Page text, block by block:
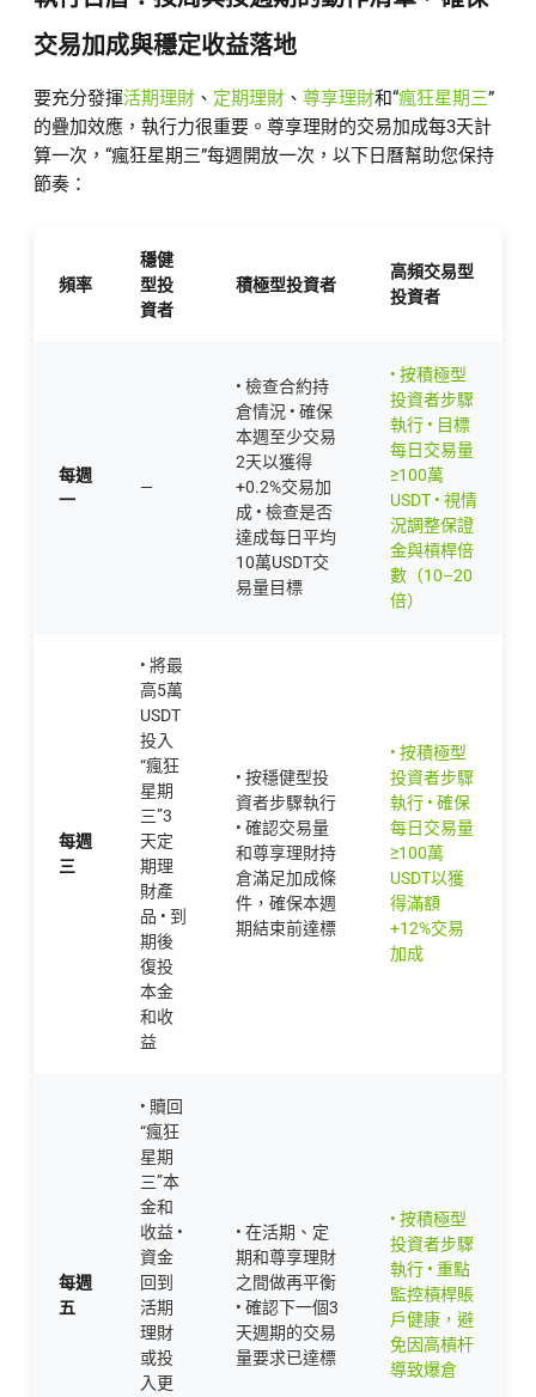
交易加成與穩定收益落地
要充分發揮活期理財 、 定期理財 、 尊享理財和“瘋狂星期三”
的疊加效應，執行力很重要。尊享理財的交易加成每3天計
算一次，“瘋狂星期三”每週開放一次，以下日曆幫助您保持
節奏：
頻率
穩健
型投
資者
積極型投資者
高頻交易型
投資者
每週
一
—
• 檢查合約持
倉情況 • 確保
本週至少交易
2天以獲得
+0.2%交易加
成 • 檢查是否
達成每日平均
10萬USDT交
易量目標
• 按積極型
投資者步驟
執行 • 目標
每日交易量
≥100萬
USDT • 視情
況調整保證
金與槓桿倍
數（10–20
倍）
每週
三
• 將最
高5萬
USDT
投入
“瘋狂
星期
三”3
天定
期理
財產
品 • 到
期後
復投
本金
和收
益
• 按穩健型投
資者步驟執行
• 確認交易量
和尊享理財持
倉滿足加成條
件，確保本週
期結束前達標
• 按積極型
投資者步驟
執行 • 確保
每日交易量
≥100萬
USDT以獲
得滿額
+12%交易
加成
每週
五
• 贖回
“瘋狂
星期
三”本
金和
收益 •
資金
回到
活期
理財
或投
入更
• 在活期、定
期和尊享理財
之間做再平衡
• 確認下一個3
天週期的交易
量要求已達標
• 按積極型
投資者步驟
執行 • 重點
監控槓桿賬
戶健康，避
免因高槓杆
導致爆倉